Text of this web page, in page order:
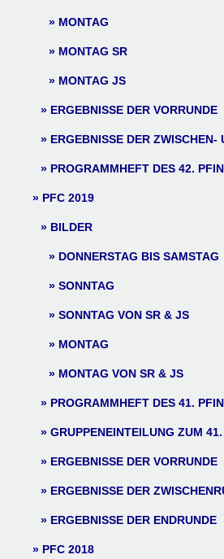
MONTAG
MONTAG SR
MONTAG JS
ERGEBNISSE DER VORRUNDE
ERGEBNISSE DER ZWISCHEN-
PROGRAMMHEFT DES 42.
PFC 2019
BILDER
DONNERSTAG BIS SAMSTAG
SONNTAG
SONNTAG VON SR & JS
MONTAG
MONTAG VON SR & JS
PROGRAMMHEFT DES 41.
GRUPPENEINTEILUNG ZUM
ERGEBNISSE DER VORRUNDE
ERGEBNISSE DER
ERGEBNISSE DER ENDRUNDE
PFC 2018